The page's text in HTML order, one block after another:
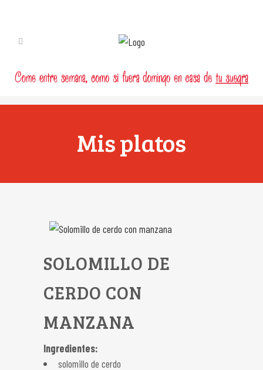
Mis platos
SOLOMILLO DE
CERDO CON
MANZANA
Ingredientes:
solomillo de cerdo